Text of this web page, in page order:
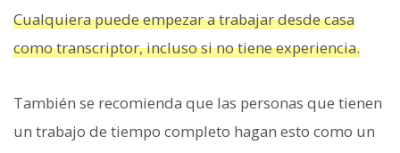
Cualquiera puede empezar a trabajar desde casa
como transcriptor, incluso si no tiene experiencia.
También se recomienda que las personas que tienen
un trabajo de tiempo completo hagan esto como un